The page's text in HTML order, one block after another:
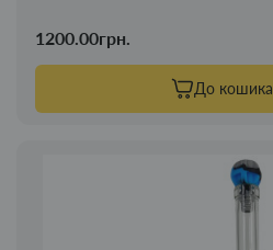
1200.00грн.
До кошика